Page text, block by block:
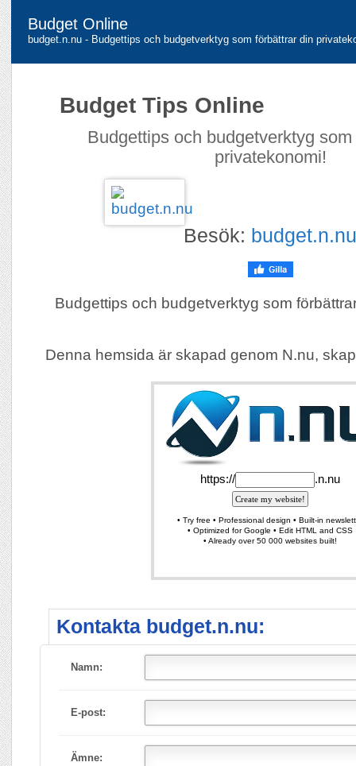
Budget Online
budget.n.nu - Budgettips och budgetverktyg som förbättrar din
Budget Tips Online
Budgettips och budgetverktyg
privatekonomi!
Besök: budget.n.nu
Budgettips och budgetverktyg som
Denna hemsida är skapad genom N.nu,
Kontakta budget.n.nu:
Namn:
E-post:
Ämne: